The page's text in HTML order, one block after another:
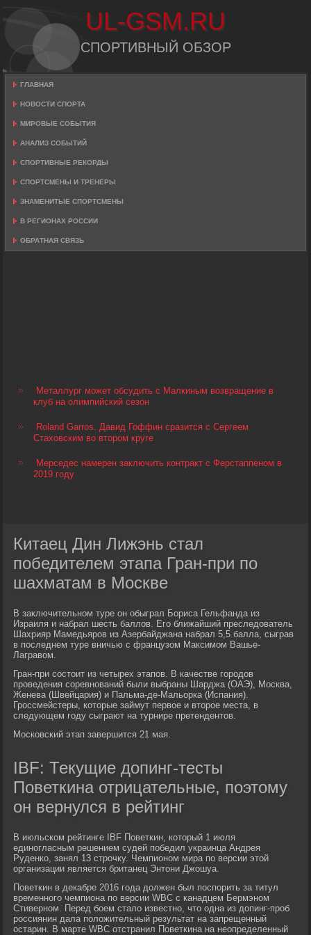
UL-GSM.RU
СПОРТИВНЫЙ ОБЗОР
ГЛАВНАЯ
НОВОСТИ СПОРТА
МИРОВЫЕ СОБЫТИЯ
АНАЛИЗ СОБЫТИЙ
СПОРТИВНЫЕ РЕКОРДЫ
СПОРТСМЕНЫ И ТРЕНЕРЫ
ЗНАМЕНИТЫЕ СПОРТСМЕНЫ
В РЕГИОНАХ РОССИИ
ОБРАТНАЯ СВЯЗЬ
Металлург может обсудить с Малкиным возвращение в
клуб на олимпийский сезон
Roland Garros. Давид Гоффин сразится с Сергеем
Стаховским во втором круге
Мерседес намерен заключить контракт с Ферстаппеном в
2019 году
Китаец Дин Лижэнь стал
победителем этапа Гран-при по
шахматам в Москве
В заключительном туре он обыграл Бориса Гельфанда из
Израиля и набрал шесть баллов. Его ближайший преследователь
Шахрияр Мамедьяров из Азербайджана набрал 5,5 балла, сыграв
в последнем туре вничью с французом Максимом Вашье-
Лагравом.
Гран-при состоит из четырех этапов. В качестве городов
проведения соревнований были выбраны Шарджа (ОАЭ), Москва,
Женева (Швейцария) и Пальма-де-Мальорка (Испания).
Гроссмейстеры, которые займут первое и второе места, в
следующем году сыграют на турнире претендентов.
Московский этап завершится 21 мая.
IBF: Текущие допинг-тесты
Поветкина отрицательные, поэтому
он вернулся в рейтинг
В июльском рейтинге IBF Поветкин, который 1 июля
единогласным решением судей победил украинца Андрея
Руденко, занял 13 строчку. Чемпионом мира по версии этой
организации является британец Энтони Джошуа.
Поветкин в декабре 2016 года должен был поспорить за титул
временного чемпиона по версии WBC с канадцем Бермэном
Стиверном. Перед боем стало известно, что одна из допинг-проб
россиянин дала положительный результат на запрещенный
остарин. В марте WBC отстранил Поветкина на неопределенный